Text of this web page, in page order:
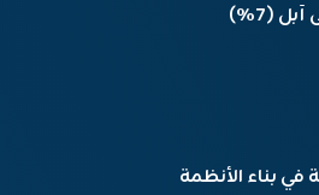
الهيمنة التقنية: تمثل قيمة إنفيديا وحدها 7.3% من مؤشر S&P 500، متقدمة على آبل (7%)
بناء الأنظمة